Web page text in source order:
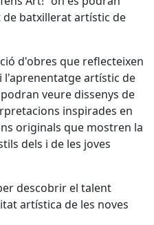
batxillerat artístic de
d'obres que reflecteixen
l'aprenentatge artístic de
veure dissenys de
inspirades en
originals que mostren la
dels i de les joves
descobrir el talent
artística de les noves